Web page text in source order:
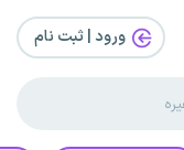
ورود | ثبت‌ نام